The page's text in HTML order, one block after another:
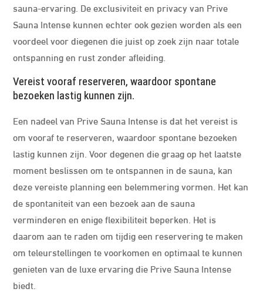
sauna-ervaring. De exclusiviteit en privacy van Prive
Sauna Intense kunnen echter ook gezien worden als een
voordeel voor diegenen die juist op zoek zijn naar totale
ontspanning en rust zonder afleiding.
Vereist vooraf reserveren, waardoor spontane
bezoeken lastig kunnen zijn.
Een nadeel van Prive Sauna Intense is dat het vereist is
om vooraf te reserveren, waardoor spontane bezoeken
lastig kunnen zijn. Voor degenen die graag op het laatste
moment beslissen om te ontspannen in de sauna, kan
deze vereiste planning een belemmering vormen. Het kan
de spontaniteit van een bezoek aan de sauna
verminderen en enige flexibiliteit beperken. Het is
daarom aan te raden om tijdig een reservering te maken
om teleurstellingen te voorkomen en optimaal te kunnen
genieten van de luxe ervaring die Prive Sauna Intense
biedt.